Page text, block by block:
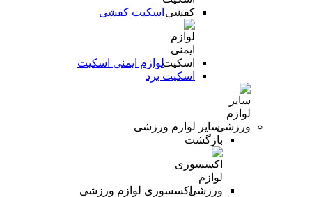
اسکیت کفشی
لوازم ایمنی اسکیت
اسکیت برد
سایر لوازم ورزشی
بازگشت
اکسسوری لوازم ورزشی